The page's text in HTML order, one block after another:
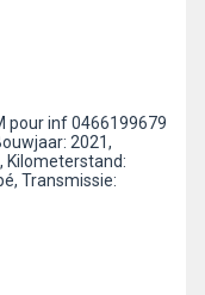
pour inf 0466199679
2021,
Kilometerstand:
Transmissie: